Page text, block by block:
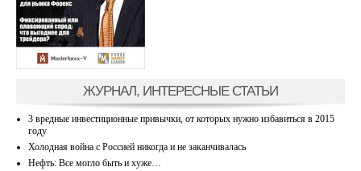
ЖУРНАЛ, ИНТЕРЕСНЫЕ СТАТЬИ
3 вредные инвестиционные привычки, от которых нужно избавиться в 2015
году
Холодная война с Россией никогда и не заканчивалась
Нефть: Все могло быть и хуже…